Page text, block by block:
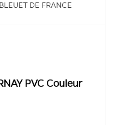
unité
DE FRANCE
PVC Couleur